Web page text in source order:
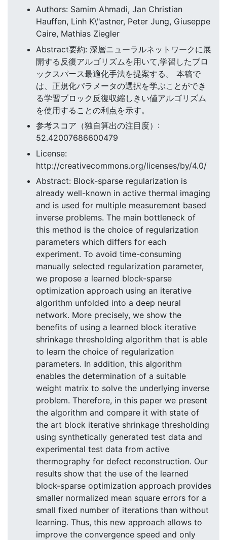
Authors: Samim Ahmadi, Jan Christian
Hauffen, Linh K\"astner, Peter Jung, Giuseppe
Caire, Mathias Ziegler
Abstract要約: 深層ニューラルネットワークに展
開する反復アルゴリズムを用いて,学習したブロ
ックスパース最適化手法を提案する。 本稿で
は、正規化パラメータの選択を学ぶことができ
る学習ブロック反復収縮しきい値アルゴリズム
を使用することの利点を示す。
参考スコア（独自算出の注目度）:
52.42007686600479
License:
http://creativecommons.org/licenses/by/4.0/
Abstract: Block-sparse regularization is
already well-known in active thermal imaging
and is used for multiple measurement based
inverse problems. The main bottleneck of
this method is the choice of regularization
parameters which differs for each
experiment. To avoid time-consuming
manually selected regularization parameter,
we propose a learned block-sparse
optimization approach using an iterative
algorithm unfolded into a deep neural
network. More precisely, we show the
benefits of using a learned block iterative
shrinkage thresholding algorithm that is able
to learn the choice of regularization
parameters. In addition, this algorithm
enables the determination of a suitable
weight matrix to solve the underlying inverse
problem. Therefore, in this paper we present
the algorithm and compare it with state of
the art block iterative shrinkage thresholding
using synthetically generated test data and
experimental test data from active
thermography for defect reconstruction. Our
results show that the use of the learned
block-sparse optimization approach provides
smaller normalized mean square errors for a
small fixed number of iterations than without
learning. Thus, this new approach allows to
improve the convergence speed and only